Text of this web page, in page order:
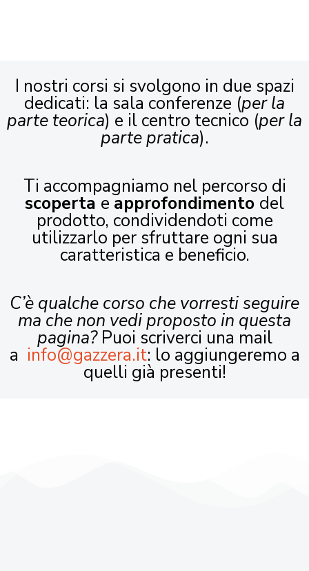
I nostri corsi si svolgono in due spazi
dedicati: la sala conferenze (per la
parte teorica) e il centro tecnico (per la
parte pratica).
Ti accompagniamo nel percorso di
scoperta e approfondimento del
prodotto, condividendoti come
utilizzarlo per sfruttare ogni sua
caratteristica e beneficio.
C’è qualche corso che vorresti seguire
ma che non vedi proposto in questa
pagina?Puoi scriverci una mail
a info@gazzera.it: lo aggiungeremo a
quelli già presenti!